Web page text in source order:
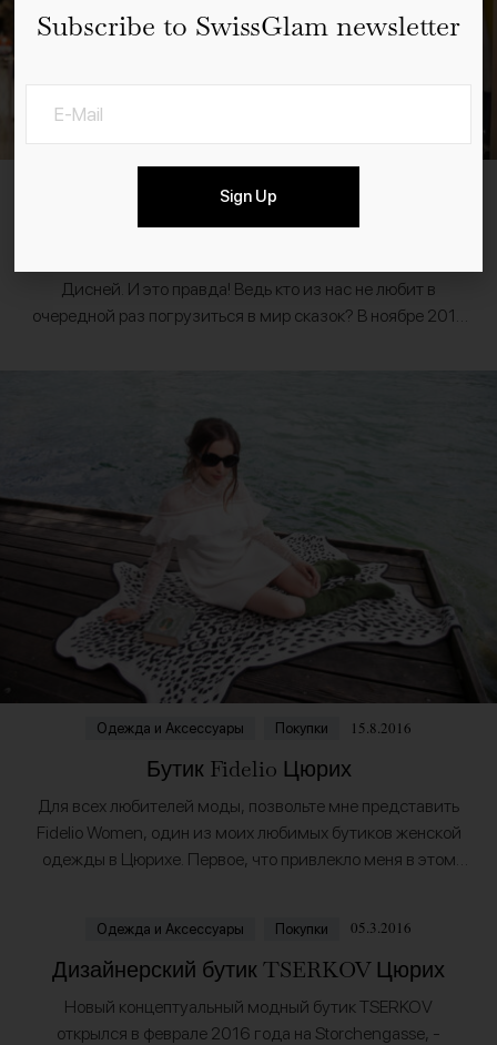
Manor и Walt Disney
Дисней. И это правда! Ведь кто из нас не любит в
очередной раз погрузиться в мир сказок? В ноябре 2017
Одежда и Аксессуары Покупки 15.8.2016
Бутик Fidelio Цюрих
Для всех любителей моды, позвольте мне представить
Fidelio Women, один из моих любимых бутиков женской
одежды в Цюрихе. Первое, что привлекло меня в этом
Одежда и Аксессуары Покупки 05.3.2016
Дизайнерский бутик TSERKOV Цюрих
Новый концептуальный модный бутик TSERKOV
открылся в феврале 2016 года на Storchengasse, -
Subscribe to SwissGlam newsletter
Sign Up